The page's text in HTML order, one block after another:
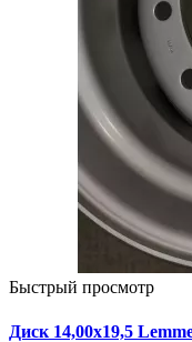
Быстрый просмотр
Диск 14,00х19,5